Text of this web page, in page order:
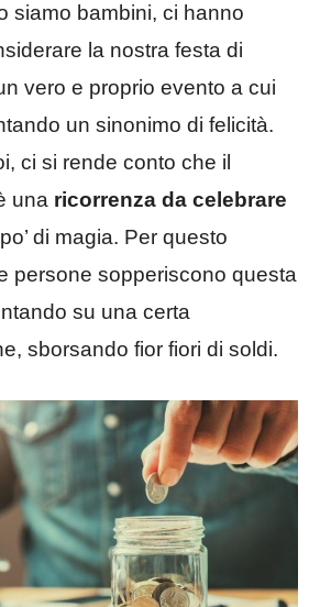
siamo bambini, ci hanno
la nostra festa di
vero e proprio evento a cui
un sinonimo di felicità.
ci si rende conto che il
una ricorrenza da celebrare
di magia. Per questo
persone sopperiscono questa
su una certa
sborsando fior fiori di soldi.